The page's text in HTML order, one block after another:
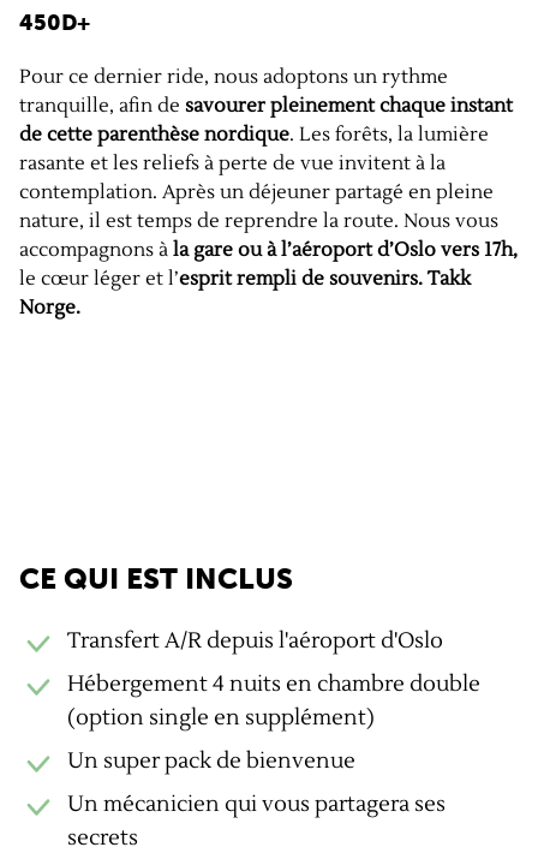
450D+
Pour ce dernier ride, nous adoptons un rythme
tranquille, afin de savourer pleinement chaque instant
de cette parenthèse nordique. Les forêts, la lumière
rasante et les reliefs à perte de vue invitent à la
contemplation. Après un déjeuner partagé en pleine
nature, il est temps de reprendre la route. Nous vous
accompagnons à la gare ou à l’aéroport d’Oslo vers 17h,
le cœur léger et l’esprit rempli de souvenirs. Takk
Norge.
CE QUI EST INCLUS
Transfert A/R depuis l'aéroport d'Oslo
Hébergement 4 nuits en chambre double
(option single en supplément)
Un super pack de bienvenue
Un mécanicien qui vous partagera ses
secrets